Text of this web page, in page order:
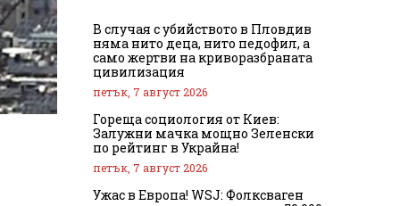
В случая с убийството в Пловдив
няма нито деца, нито педофил, а
само жертви на криворазбраната
цивилизация
петък, 7 август 2026
Гореща социология от Киев:
Залужни мачка мощно Зеленски
по рейтинг в Украйна!
петък, 7 август 2026
Ужас в Европа! WSJ: Фолксваген